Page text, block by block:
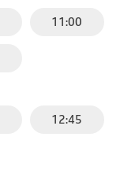
11:00
12:45